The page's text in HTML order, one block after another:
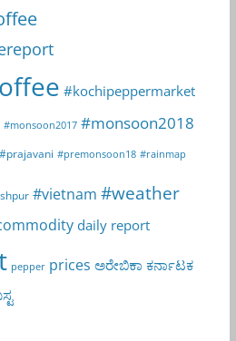
#kochipeppermarket
#monsoon2017 #monsoon2018
#prajavani #premonsoon18 #rainmap
#vietnam #weather
daily report
pepper prices ಅರೇಬಿಕಾ ಕರ್ನಾಟಕ